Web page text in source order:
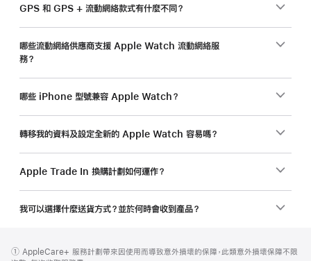
GPS 和 GPS + 流動網絡款式有什麼不同？
哪些流動網絡供應商支援 Apple Watch 流動網絡服
務？
哪些 iPhone 型號兼容 Apple Watch？
轉移我的資料及設定全新的 Apple Watch 容易嗎？
Apple Trade In 換購計劃如何運作？
我可以選擇什麼送貨方式？並於何時會收到產品？
腳
註
① AppleCare+ 服務計劃帶來因使用而導致意外損壞的保障，此類意外損壞保障不限